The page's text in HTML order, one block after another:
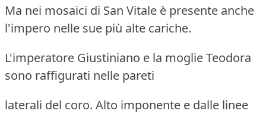
Ma nei mosaici di San Vitale è presente anche
l'impero nelle sue più alte cariche.
L'imperatore Giustiniano e la moglie Teodora
sono raffigurati nelle pareti
laterali del coro. Alto imponente e dalle linee